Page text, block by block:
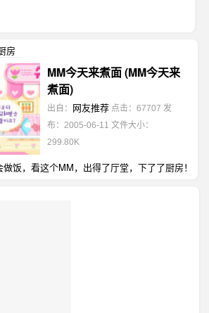
房
MM今天来煮面 (MM今天来
煮面)
出自： 网友推荐 点击：67707 发
布：2005-06-11 文件大小：
299.80K
饭，看这个MM，出得了厅堂，下了了厨房！